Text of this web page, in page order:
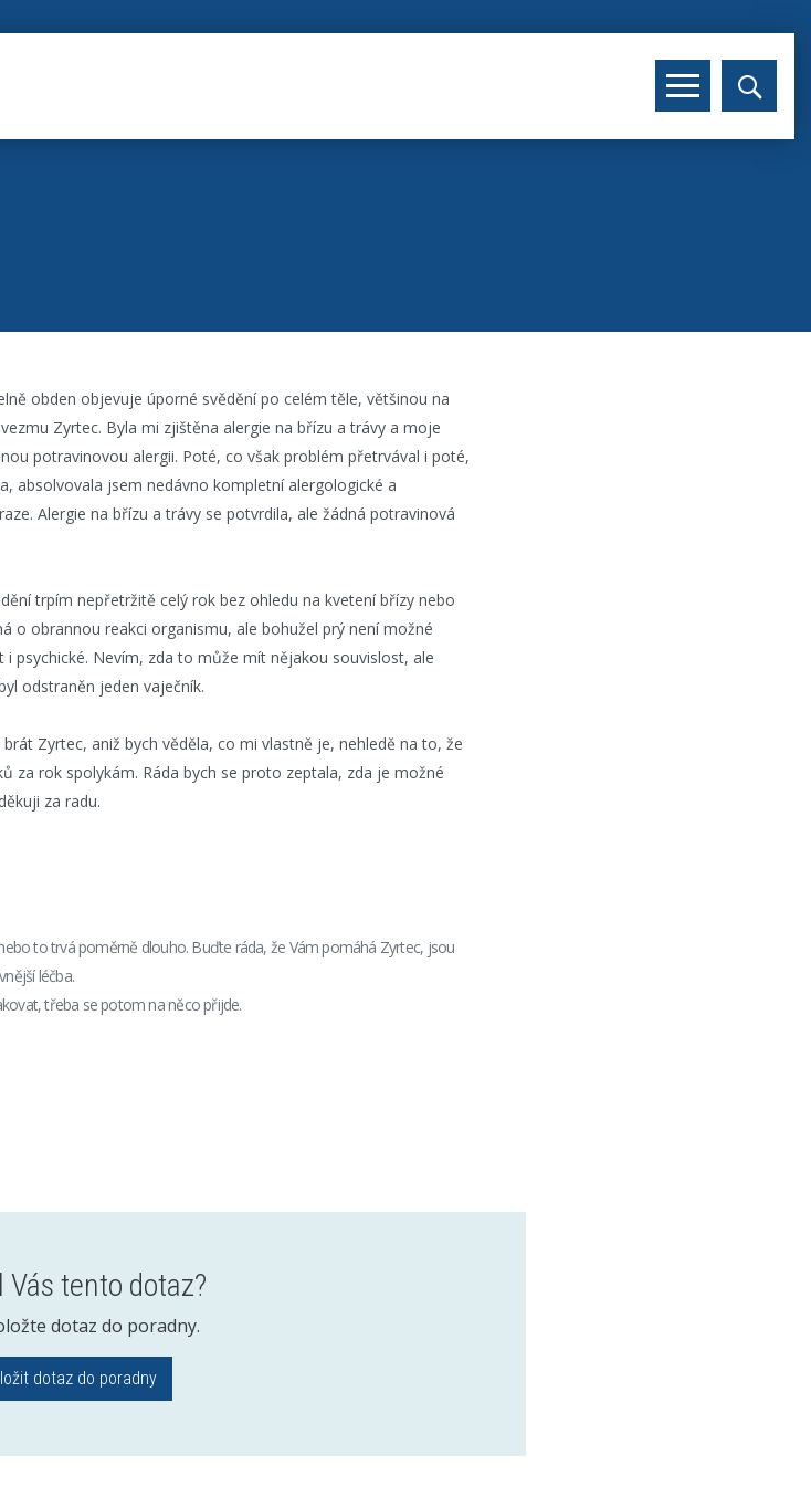
obden objevuje úporné svědění po celém těle, většinou na
Zyrtec. Byla mi zjištěna alergie na břízu a trávy a moje
potravinovou alergii. Poté, co však problém přetrvával i poté,
absolvovala jsem nedávno kompletní alergologické a
Alergie na břízu a trávy se potvrdila, ale žádná potravinová
trpím nepřetržitě celý rok bez ohledu na kvetení břízy nebo
o obrannou reakci organismu, ale bohužel prý není možné
psychické. Nevím, zda to může mít nějakou souvislost, ale
odstraněn jeden vaječník.
Zyrtec, aniž bych věděla, co mi vlastně je, nehledě na to, že
za rok spolykám. Ráda bych se proto zeptala, zda je možné
za radu.
to trvá poměrně dlouho. Buďte ráda, že Vám pomáhá Zyrtec, jsou
léčba.
třeba se potom na něco přijde.
Vás tento dotaz?
dotaz do poradny.
dotaz do poradny